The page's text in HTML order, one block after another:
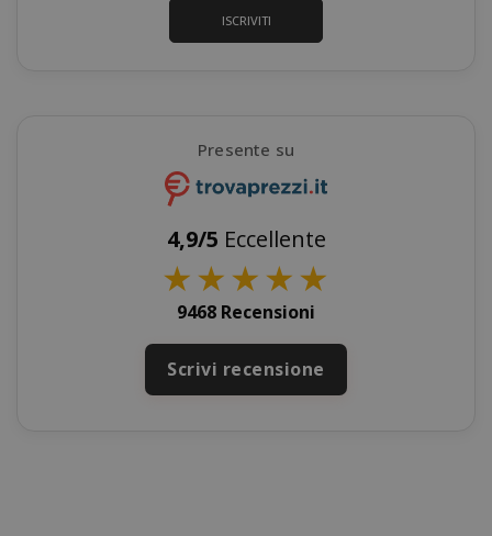
ISCRIVITI
Presente su
4,9/5 Eccellente
★★★★★
9468 Recensioni
Scrivi recensione